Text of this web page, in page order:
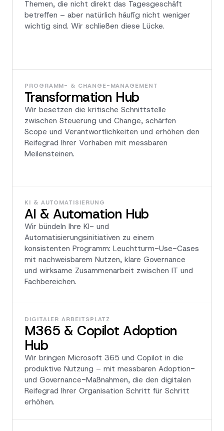
Themen, die nicht direkt das Tagesgeschäft
betreffen – aber natürlich häufig nicht weniger
wichtig sind. Wir schließen diese Lücke.
PROGRAMM- & CHANGE-MANAGEMENT
Transformation Hub
Wir besetzen die kritische Schnittstelle
zwischen Steuerung und Change, schärfen
Scope und Verantwortlichkeiten und erhöhen den
Reifegrad Ihrer Vorhaben mit messbaren
Meilensteinen.
KI & AUTOMATISIERUNG
AI & Automation Hub
Wir bündeln Ihre KI- und
Automatisierungsinitiativen zu einem
konsistenten Programm: Leuchtturm-Use-Cases
mit nachweisbarem Nutzen, klare Governance
und wirksame Zusammenarbeit zwischen IT und
Fachbereichen.
DIGITALER ARBEITSPLATZ
M365 & Copilot Adoption
Hub
Wir bringen Microsoft 365 und Copilot in die
produktive Nutzung – mit messbaren Adoption-
und Governance-Maßnahmen, die den digitalen
Reifegrad Ihrer Organisation Schritt für Schritt
erhöhen.